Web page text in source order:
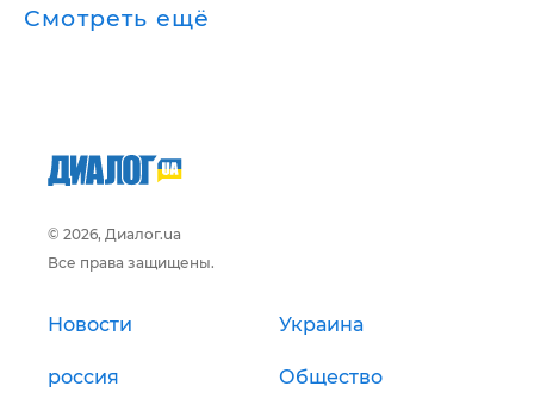
Смотреть ещё
© 2026, Диалог.ua
Все права защищены.
Новости Украина
россия Общество